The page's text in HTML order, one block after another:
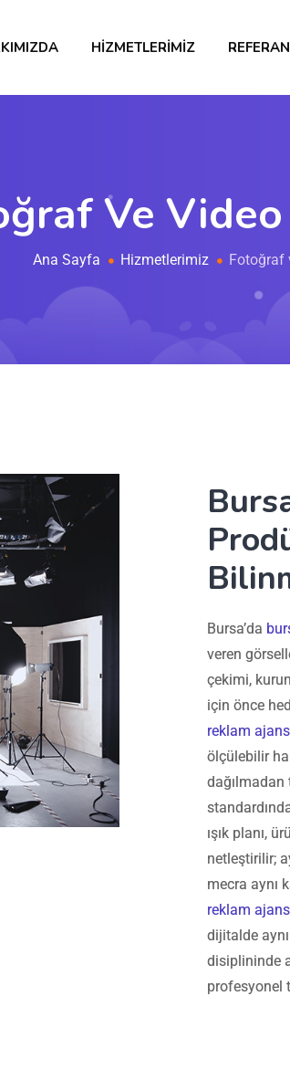
HIZMETLERIMIZ
Ve
Ana Sayfa Hizmetlerimiz Fotoğraf
Bursa’da
veren
çekimi,
için önce
reklam
ölçülebilir
dağılmadan
ışık planı,
netleştirilir;
mecra aynı
reklam
dijitalde
disiplininde
profesyonel